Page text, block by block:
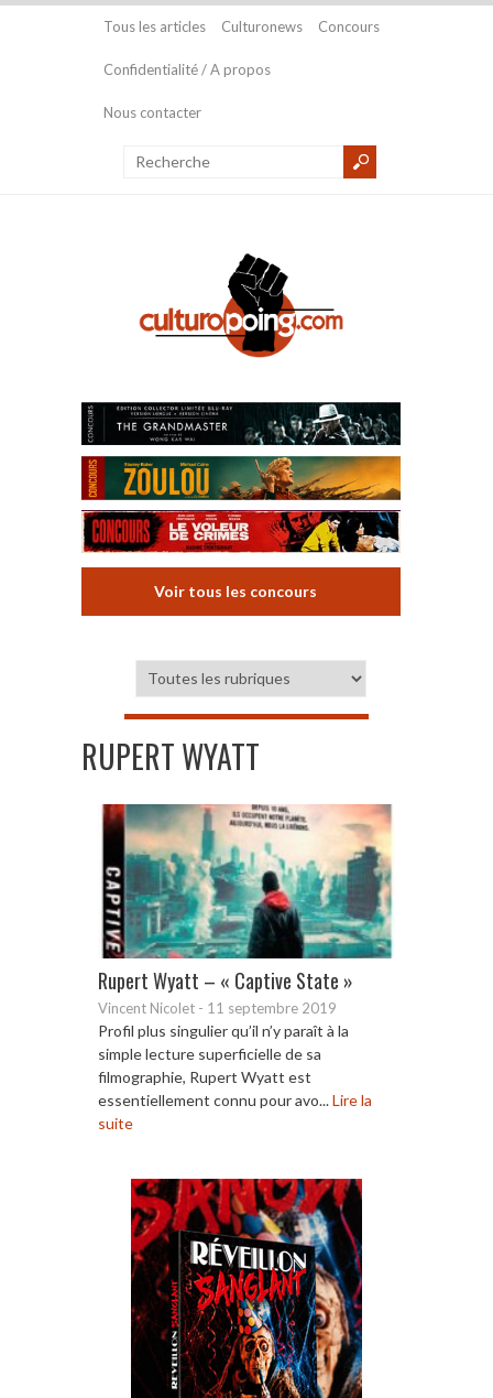
Tous les articles Culturonews Concours
Confidentialité / A propos
Nous contacter
Voir tous les concours
RUPERT WYATT
Rupert Wyatt – « Captive State »
Vincent Nicolet - 11 septembre 2019
Profil plus singulier qu’il n’y paraît à la
simple lecture superficielle de sa
filmographie, Rupert Wyatt est
essentiellement connu pour avo...Lire la
suite